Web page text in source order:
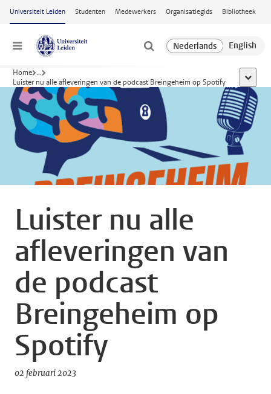
Ga naar hoofdinhoud
Universiteit Leiden Studenten Medewerkers Organisatiegids Bibliotheek
Menu
Home ...
Luister nu alle afleveringen van de podcast Breingeheim op Spotify
toon
Luister nu alle
afleveringen van
de podcast
Breingeheim op
Spotify
02 februari 2023